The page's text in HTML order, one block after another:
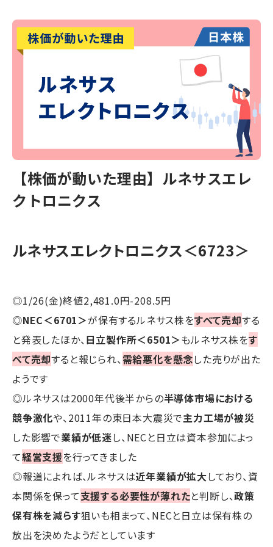
【株価が動いた理由】ルネサスエレ
クトロニクス
ルネサスエレクトロニクス＜6723＞
◎1/26(金)終値2,481.0円-208.5円
◎NEC＜6701＞が保有するルネサス株をすべて売却する
と発表したほか、 日立製作所＜6501＞もルネサス株をす
べて売却すると報じられ、 需給悪化を懸念した売りが出た
ようです
◎ルネサスは2000年代後半からの半導体市場における
競争激化や、2011年の東日本大震災で主力工場が被災
した影響で業績が低迷し、NECと日立は資本参加によっ
て経営支援を行ってきました
◎報道によれば、ルネサスは近年業績が拡大しており、資
本関係を保って支援する必要性が薄れたと判断し、政策
保有株を減らす狙いも相まって、NECと日立は保有株の
放出を決めたようだとしています